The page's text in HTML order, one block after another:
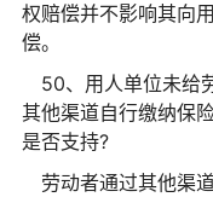
权赔偿并不影响其向
偿。
50、用人单位未给
其他渠道自行缴纳保
是否支持?
劳动者通过其他渠